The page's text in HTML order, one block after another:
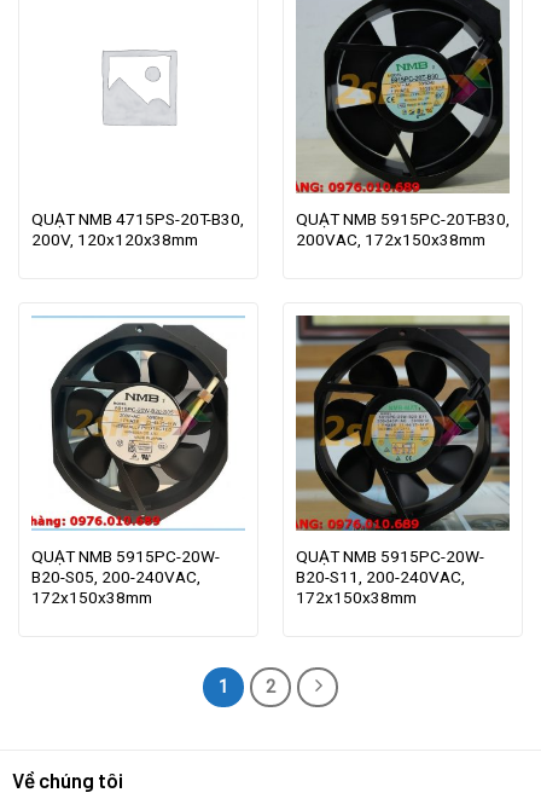
QUẠT NMB 4715PS-20T-B30,
200V, 120x120x38mm
QUẠT NMB 5915PC-20T-B30,
200VAC, 172x150x38mm
QUẠT NMB 5915PC-20W-
B20-S05, 200-240VAC,
172x150x38mm
QUẠT NMB 5915PC-20W-
B20-S11, 200-240VAC,
172x150x38mm
1 2
Về chúng tôi